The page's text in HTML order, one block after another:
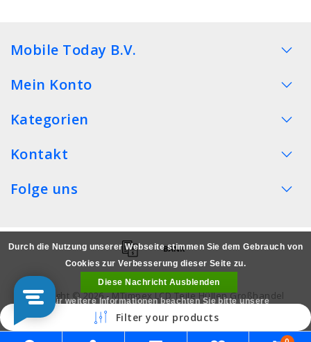
Mobile Today B.V.
Mein Konto
Kategorien
Kontakt
Folge uns
Copyright © 2026 - MTimpex LCD Teile Hüllen Großhandel
Smartphone - All rights reserved
Filter your products
Durch die Nutzung unserer Webseite stimmen Sie dem Gebrauch von
Cookies zur Verbesserung dieser Seite zu.
Diese Nachricht Ausblenden
Für weitere Informationen beachten Sie bitte unsere
Datenschutzerklärung. »